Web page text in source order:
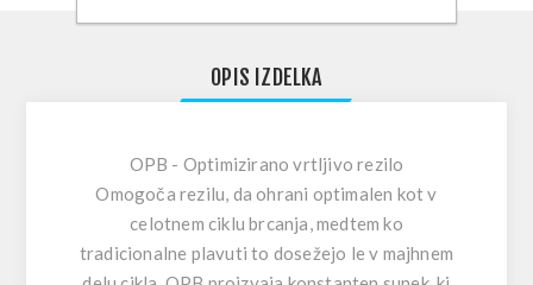
OPIS IZDELKA
OPB - Optimizirano vrtljivo rezilo
Omogoča rezilu, da ohrani optimalen kot v
celotnem ciklu brcanja, medtem ko
tradicionalne plavuti to dosežejo le v majhnem